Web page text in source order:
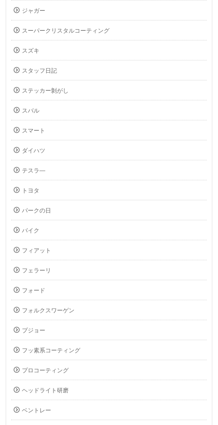
ジャガー
スーパークリスタルコーティング
スズキ
スタッフ日記
ステッカー剝がし
スバル
スマート
ダイハツ
テスラ―
トヨタ
パークの日
バイク
フィアット
フェラーリ
フォード
フォルクスワーゲン
プジョー
フッ素系コーティング
プロコーティング
ヘッドライト研磨
ベントレー